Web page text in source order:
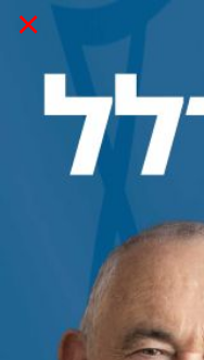
×